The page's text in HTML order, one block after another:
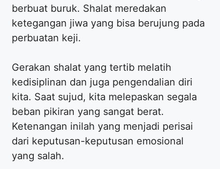
berbuat buruk. Shalat meredakan
ketegangan jiwa yang bisa berujung pada
perbuatan keji.
Gerakan shalat yang tertib melatih
kedisiplinan dan juga pengendalian diri
kita. Saat sujud, kita melepaskan segala
beban pikiran yang sangat berat.
Ketenangan inilah yang menjadi perisai
dari keputusan-keputusan emosional
yang salah.